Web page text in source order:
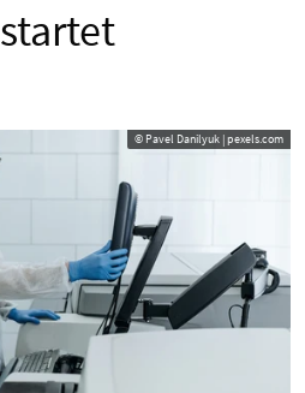
© Pavel Danilyuk | pexels.com